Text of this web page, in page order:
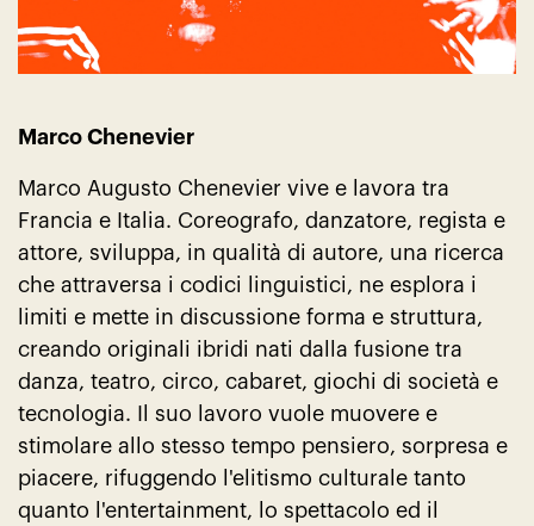
Marco Chenevier
Marco Augusto Chenevier vive e lavora tra
Francia e Italia. Coreografo, danzatore, regista e
attore, sviluppa, in qualità di autore, una ricerca
che attraversa i codici linguistici, ne esplora i
limiti e mette in discussione forma e struttura,
creando originali ibridi nati dalla fusione tra
danza, teatro, circo, cabaret, giochi di società e
tecnologia. Il suo lavoro vuole muovere e
stimolare allo stesso tempo pensiero, sorpresa e
piacere, rifuggendo l'elitismo culturale tanto
quanto l'entertainment, lo spettacolo ed il